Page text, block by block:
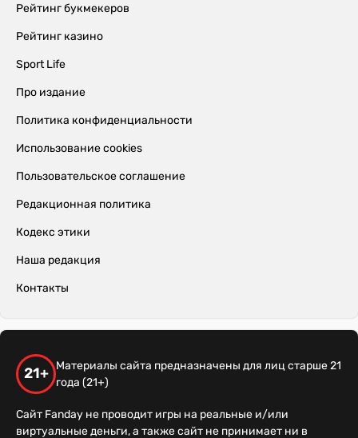
Рейтинг букмекеров
Рейтинг казино
Sport Life
Про издание
Политика конфиденциальности
Использование cookies
Пользовательское соглашение
Редакционная политика
Кодекс этики
Наша редакция
Контакты
21+
Материалы сайта предназначены для лиц старше 21
года (21+)
Сайт Fanday не проводит игры на реальные и/или
виртуальные деньги, а также сайт не принимает ни в